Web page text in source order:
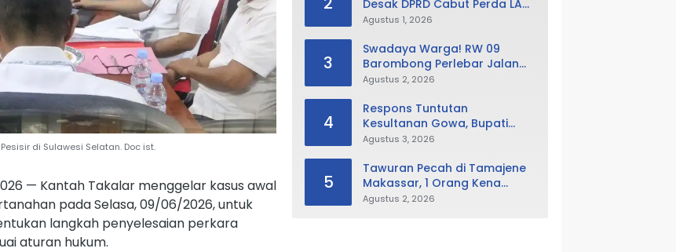
di Sulawesi Selatan. Doc ist.
— Kantah Takalar menggelar kasus awal
pada Selasa, 09/06/2026, untuk
langkah penyelesaian perkara
aturan hukum.
Desak DPRD Cabut Perda LAD,
Istana Balla Lompoa Diminta
Agustus 1, 2026
3
Swadaya Warga! RW 09
Barombong Perlebar Jalan
Lingkungan, Minta Pemkot Tak
Agustus 2, 2026
4
Respons Tuntutan
Kesultanan Gowa, Bupati
Husniah Buka Peluang
Direvisi Bahkan Diganti
Agustus 3, 2026
5
Tawuran Pecah di Tamajene
Makassar, 1 Orang Kena
Busur dan Motor Dibakar
Agustus 2, 2026